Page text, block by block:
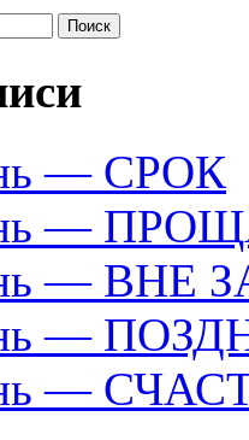
— СРОК
—
— ВНЕ
—
—